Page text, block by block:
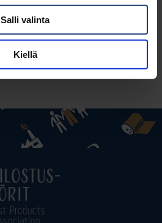
Salli valinta
Kiellä